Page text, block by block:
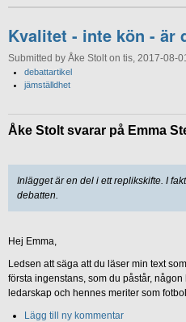
Kvalitet - inte kön - är
Submitted by Åke Stolt on tis, 2017-08-
debattartikel
jämställdhet
Åke Stolt svarar på Emma
Inlägget är en del i ett replikskifte. I
debatten.
Hej Emma,
Ledsen att säga att du läser min text
första ingenstans, som du påstår,
ledarskap och hennes meriter som
Lägg till ny kommentar